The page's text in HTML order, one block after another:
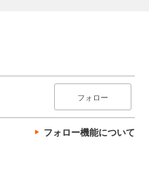
フォロー
フォロー機能について